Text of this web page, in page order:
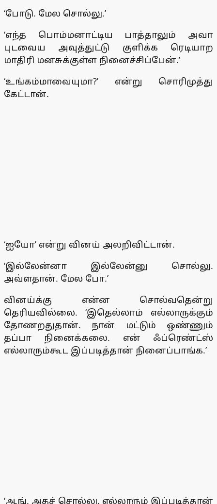
‘போடு. மேல சொல்லு.’
‘எந்த பொம்மனாட்டிய பாத்தாலும் அவா
புடவைய அவுத்துட்டு குளிக்க ரெடியாற
மாதிரி மனசுக்குள்ள நினைச்சிப்பேன்.’
‘உங்கம்மாவையுமா?’ என்று சொரிமுத்து
கேட்டான்.
‘ஐயோ’ என்று வினய் அலறிவிட்டான்.
‘இல்லேன்னா இல்லேன்னு சொல்லு.
அவ்ளதான். மேல போ.’
வினய்க்கு என்ன சொல்வதென்று
தெரியவில்லை. ‘இதெல்லாம் எல்லாருக்கும்
தோணறதுதான். நான் மட்டும் ஒண்ணும்
தப்பா நினைக்கலை. என் ஃப்ரெண்ட்ஸ்
எல்லாரும்கூட இப்படித்தான் நினைப்பாங்க.’
‘ஆங். அதச் சொல்லு. எல்லாரும் இப்படித்தான்